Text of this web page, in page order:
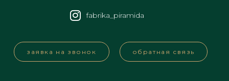
fabrika_piramida
заявка на звонок обратная связь